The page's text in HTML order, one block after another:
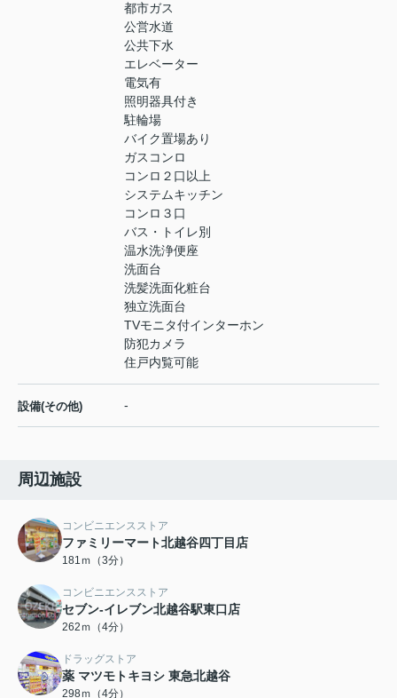
都市ガス
公営水道
公共下水
エレベーター
電気有
照明器具付き
駐輪場
バイク置場あり
ガスコンロ
コンロ２口以上
システムキッチン
コンロ３口
バス・トイレ別
温水洗浄便座
洗面台
洗髪洗面化粧台
独立洗面台
TVモニタ付インターホン
防犯カメラ
住戸内覧可能
設備(その他) -
周辺施設
コンビニエンスストア
ファミリーマート北越谷四丁目店
181ｍ（3分）
コンビニエンスストア
セブン-イレブン北越谷駅東口店
262ｍ（4分）
ドラッグストア
薬 マツモトキヨシ 東急北越谷
298ｍ（4分）